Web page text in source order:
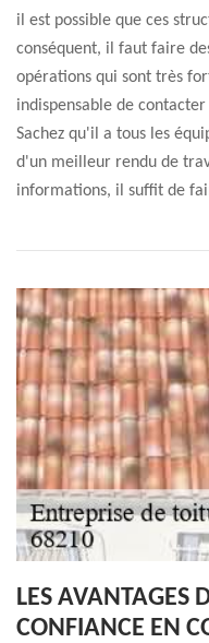
il est possible que ces
conséquent, il faut faire
opérations qui sont très
indispensable de
Sachez qu'il a tous les
d'un meilleur rendu de
informations, il suffit de
LES AVANTAGES
CONFIANCE EN